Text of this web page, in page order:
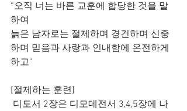
“오직 너는 바른 교훈에 합당한 것을 말
하여
늙은 남자로는 절제하며 경건하며 신중
하며 믿음과 사랑과 인내함에 온전하게
하고”
[절제하는 훈련]
디도서 2장은 디모데전서 3,4,5장에 나